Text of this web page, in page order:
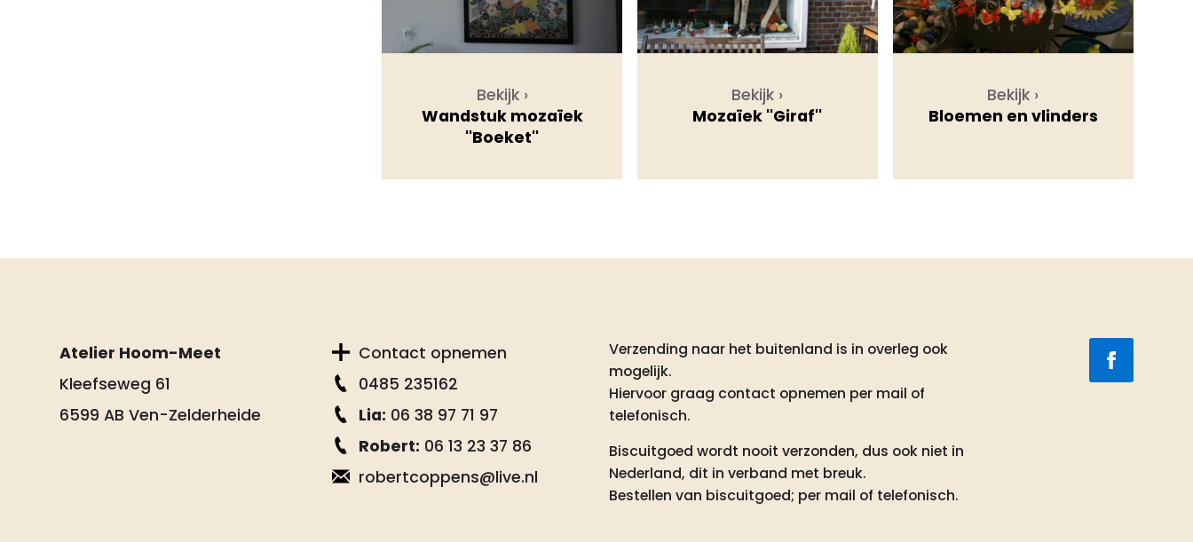
Bekijk ›
Wandstuk mozaïek
''Boeket''
Bekijk ›
Mozaïek ''Giraf''
Bekijk ›
Bloemen en vlinders
Atelier Hoom-Meet
Kleefseweg 61
6599 AB Ven-Zelderheide
Contact opnemen
0485 235162
Lia: 06 38 97 71 97
Robert: 06 13 23 37 86
robertcoppens@live.nl
Verzending naar het buitenland is in overleg ook
mogelijk.
Hiervoor graag contact opnemen per mail of
telefonisch.
Biscuitgoed wordt nooit verzonden, dus ook niet in
Nederland, dit in verband met breuk.
Bestellen van biscuitgoed; per mail of telefonisch.